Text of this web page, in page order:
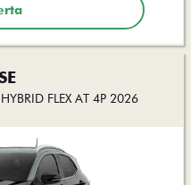
FLEX AT 4P 2026